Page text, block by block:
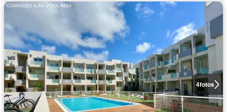
4fotos